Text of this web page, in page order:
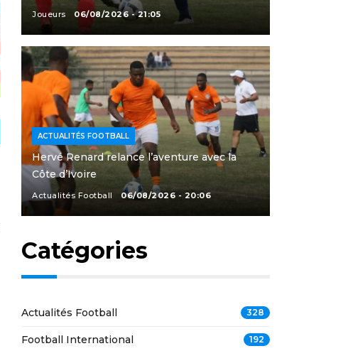
Joueurs 06/08/2026 - 21:05
ACTUALITÉS FOOTBALL
Hervé Renard relance l’aventure avec la
Côte d’Ivoire
Actualités Football 06/08/2026 - 20:06
Catégories
Actualités Football 328
Football International 192